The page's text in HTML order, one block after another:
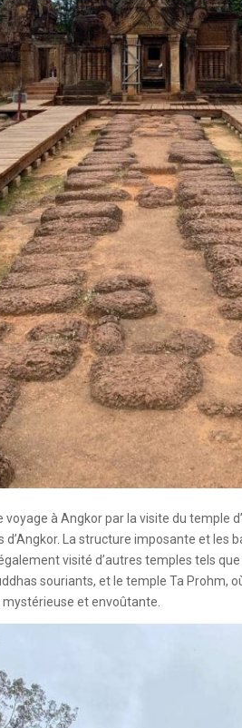
à Angkor par la visite du temple
d’Angkor. La structure imposante et
visité d’autres temples tels
souriants, et le temple Ta Prohm,
et envoûtante.